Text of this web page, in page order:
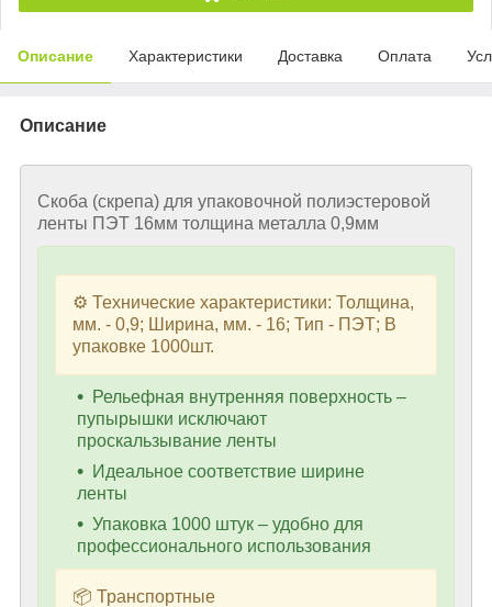
Описание Характеристики Доставка Оплата
Описание
Скоба (скрепа) для упаковочной полиэстеровой
ленты ПЭТ 16мм толщина металла 0,9мм
⚙️ Технические характеристики: Толщина,
мм. - 0,9; Ширина, мм. - 16; Тип - ПЭТ; В
упаковке 1000шт.
Рельефная внутренняя поверхность –
пупырышки исключают
проскальзывание ленты
Идеальное соответствие ширине
ленты
Упаковка 1000 штук – удобно для
профессионального использования
📦 Транспортные